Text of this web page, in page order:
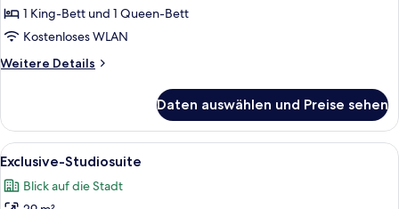
1 King-Bett und 1 Queen-Bett
Kostenloses WLAN
Weitere Details
Weitere
Suite
Daten auswählen und Preise sehen
Alle
Fotos
für
Ein Schlafzimmer mit einer großen,
3
Exclusive-Studiosuite
Blick auf die Stadt